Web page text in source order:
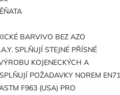
BARVIVO BEZ AZO
SPLŇUJÍ STEJNÉ PŘÍSNÉ
KOJENECKÝCH A
POŽADAVKY NOREM EN71
F963 (USA) PRO